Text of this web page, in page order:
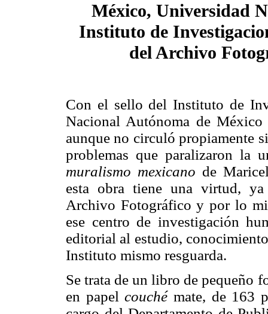
México, Universidad
Instituto de
del Archivo
Con el sello del Instituto de
Nacional Autónoma de
aunque no circuló propiamente
problemas que paralizaron
muralismo mexicano de
esta obra tiene una virtud,
Archivo Fotográfico y por lo
ese centro de investigación
editorial al estudio,
Instituto mismo resguarda.
Se trata de un libro de
en papelcouchémate, de 163